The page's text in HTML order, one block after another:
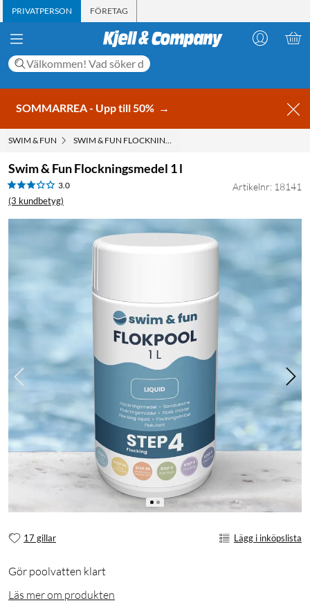
PRIVATPERSON FÖRETAG
SOMMARREA - Upp till 50% →
SWIM & FUN SWIM & FUN FLOCKNINGSMEDEL 1 L
Swim & Fun Flockningsmedel 1 l
3.0
(3 kundbetyg)
Artikelnr: 18141
17 gillar Lägg i inköpslista
Gör poolvatten klart
Läs mer om produkten